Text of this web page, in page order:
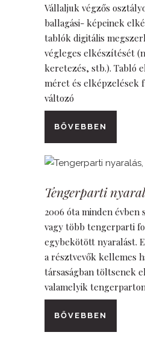
Vállaljuk végzős
ballagási- képeinek
tablók digitális
végleges elkészítését
keretezés, stb.). Tabló
méret és elképzelések
változó
BŐVEBBEN
Tengerparti
2006 óta minden évben
vagy több tengerparti
egybekötött nyaralást.
a résztvevők kellemes
társaságban töltsenek
valamelyik
BŐVEBBEN